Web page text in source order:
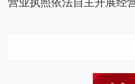
营业执照依法自主开展经